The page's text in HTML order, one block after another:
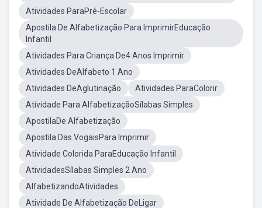
Atividades ParaPré-Escolar
Apostila De Alfabetização Para ImprimirEducação
Infantil
Atividades Para Criança De4 Anos Imprimir
Atividades DeAlfabeto 1 Ano
Atividades DeAglutinação
Atividades ParaColorir
Atividade Para AlfabetizaçãoSílabas Simples
ApostilaDe Alfabetização
Apostila Das VogaisPara Imprimir
Atividade Colorida ParaEducação Infantil
AtividadesSílabas Simples 2 Ano
AlfabetizandoAtividades
Atividade De Alfabetização DeLigar